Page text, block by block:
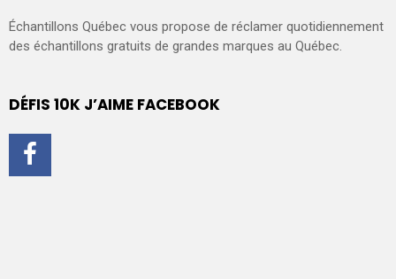
Échantillons Québec vous propose de réclamer quotidiennement
des échantillons gratuits de grandes marques au Québec.
DÉFIS 10K J’AIME FACEBOOK